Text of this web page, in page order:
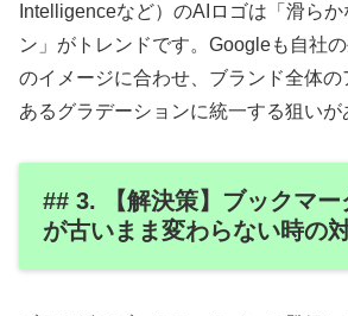
Intelligenceなど）のAIロゴは「滑ら
ン」がトレンドです。Googleも自社の
のイメージに合わせ、ブランド全体
あるグラデーションに統一する狙いが
## 3. 【解決策】ブックマー
が古いまま変わらない時の